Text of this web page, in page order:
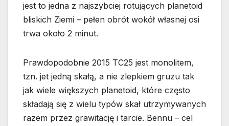
jest to jedna z najszybciej rotujących planetoid
bliskich Ziemi – pełen obrót wokół własnej osi
trwa około 2 minut.
Prawdopodobnie 2015 TC25 jest monolitem,
tzn. jet jedną skałą, a nie zlepkiem gruzu tak
jak wiele większych planetoid, które często
składają się z wielu typów skał utrzymywanych
razem przez grawitację i tarcie. Bennu – cel